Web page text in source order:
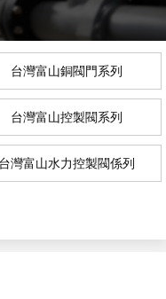
台灣富山銅閥門系列
台灣富山控製閥系列
台灣富山水力控製閥係列